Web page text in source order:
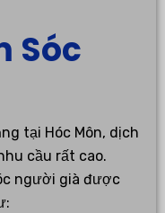
Sóc
tại Hóc Môn, dịch
cầu rất cao.
người già được